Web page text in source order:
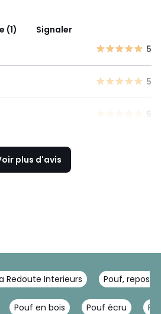
(1)
Signaler
5
5
5
plus d'avis
Redoute Interieurs Pouf,
Pouf en bois Pouf écru